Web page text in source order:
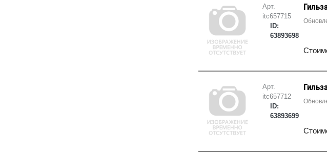
Арт.
itc657715
ID:
63893698
Арт.
itc657712
ID:
63893699